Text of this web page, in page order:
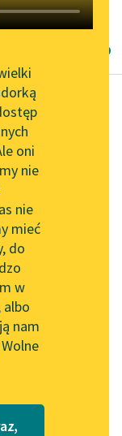
utworu
Lektur
dla piszących i
Lektur
w formacie PDF
oni
nie
nie
mieć
do
w
albo
nam
nic, —
żadnych
żadnych
muszą